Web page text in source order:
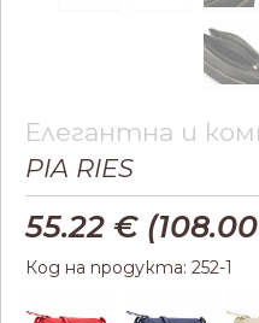
Елегантна и
PIA RIES
55.22 € (108.00
Код на продукта: 252-1